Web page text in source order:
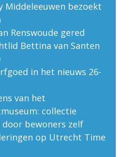
Middeleeuwen bezoekt
Renswoude gered
Bettina van Santen
in het nieuws 26-
van het
collectie
bewoners zelf
op Utrecht Time